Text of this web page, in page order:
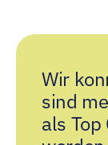
Wir
sind
als